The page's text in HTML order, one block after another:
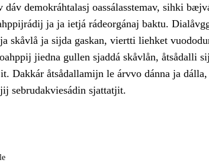
dáv demokráhtalasj oassálasstemav, sihki
ja ja ietjá rádeorgánaj baktu.
skåvlå ja sijda gaskan, viertti liehket
jiedna gullen sjaddá skåvlån, åtsådalli
Dakkár åtsådallamijn le árvvo dánna ja
sebrudakviesádin sjattatjit.